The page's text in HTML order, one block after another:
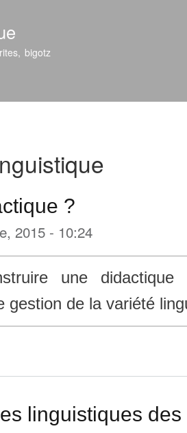
bigotz
?
2015 - 10:24
une
gestion de la variété
linguistiques